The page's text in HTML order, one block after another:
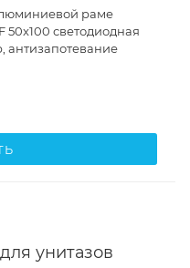
раме
50x100 светодиодная
антизапотевание
унитазов